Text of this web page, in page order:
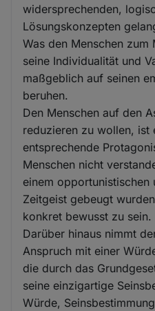
widersprechenden,
Lösungskonzepten
Was den Menschen zum
seine Individualität und
maßgeblich auf seinen
beruhen.
Den Menschen auf den
reduzieren zu wollen, ist
entsprechende
Menschen nicht
einem opportunistischen
Zeitgeist gebeugt
konkret bewusst zu sein.
Darüber hinaus nimmt
Anspruch mit einer
die durch das
seine einzigartige
Würde,